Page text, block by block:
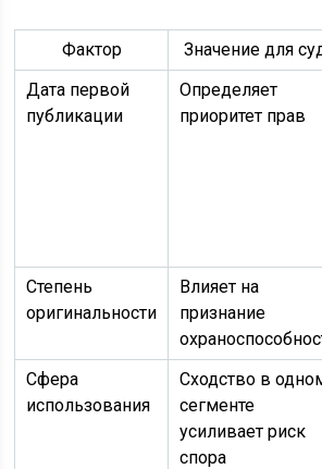
Фактор Значение для
Дата первой
публикации
Определяет
приоритет прав
Степень
оригинальности
Влияет на
признание
Сфера
использования
Сходство в
сегменте
усиливает риск
спора